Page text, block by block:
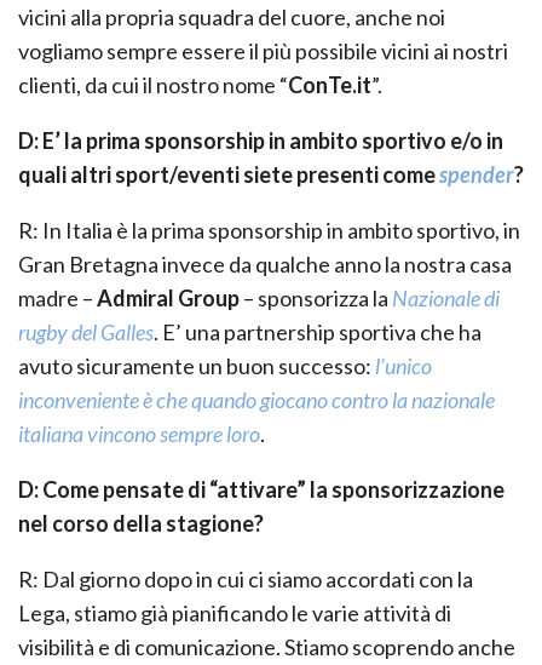
vicini alla propria squadra del cuore, anche noi
vogliamo sempre essere il più possibile vicini ai nostri
clienti, da cui il nostro nome “ConTe.it”.
D: E’ la prima sponsorship in ambito sportivo e/o in
quali altri sport/eventi siete presenti comespender?
R: In Italia è la prima sponsorship in ambito sportivo, in
Gran Bretagna invece da qualche anno la nostra casa
madre –Admiral Group– sponsorizza la Nazionale di
rugby del Galles. E’ una partnership sportiva che ha
avuto sicuramente un buon successo: l’unico
inconveniente è che quando giocano contro la nazionale
italiana vincono sempre loro.
D: Come pensate di “attivare” la sponsorizzazione
nel corso della stagione?
R: Dal giorno dopo in cui ci siamo accordati con la
Lega, stiamo già pianificando le varie attività di
visibilità e di comunicazione. Stiamo scoprendo anche